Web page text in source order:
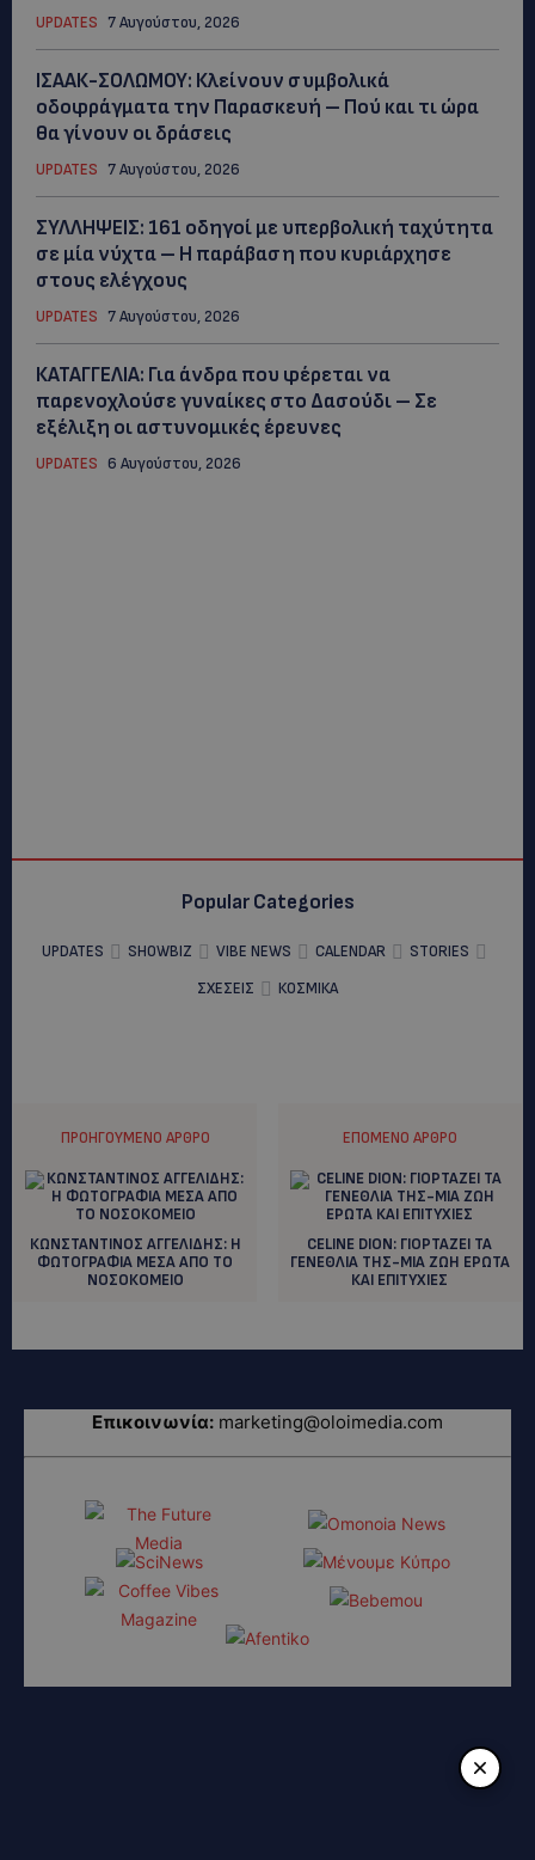
UPDATES 7 Αυγούστου, 2026
ΙΣΑΑΚ-ΣΟΛΩΜΟΥ: Κλείνουν συμβολικά
οδοφράγματα την Παρασκευή – Πού και τι ώρα
θα γίνουν οι δράσεις
UPDATES 7 Αυγούστου, 2026
ΣΥΛΛΗΨΕΙΣ: 161 οδηγοί με υπερβολική ταχύτητα
σε μία νύχτα – Η παράβαση που κυριάρχησε
στους ελέγχους
UPDATES 7 Αυγούστου, 2026
ΚΑΤΑΓΓΕΛΙΑ: Για άνδρα που φέρεται να
παρενοχλούσε γυναίκες στο Δασούδι – Σε
εξέλιξη οι αστυνομικές έρευνες
UPDATES 6 Αυγούστου, 2026
Popular Categories
UPDATES SHOWBIZ VIBE NEWS CALENDAR
STORIES
ΣΧΕΣΕΙΣ
ΚΟΣΜΙΚΑ
ΠΡΟΗΓΟΎΜΕΝΟ ΆΡΘΡΟ
ΚΩΝΣΤΑΝΤΙΝΟΣ ΑΓΓΕΛΙΔΗΣ: Η
ΦΩΤΟΓΡΑΦΙΑ ΜΕΣΑ ΑΠΟ ΤΟ
ΝΟΣΟΚΟΜΕΙΟ
ΕΠΌΜΕΝΟ ΆΡΘΡΟ
CELINE DION: ΓΙΟΡΤΑΖΕΙ ΤΑ
ΓΕΝΕΘΛΙΑ ΤΗΣ-ΜΙΑ ΖΩΗ ΕΡΩΤΑ
ΚΑΙ ΕΠΙΤΥΧΙΕΣ
Επικοινωνία: marketing@oloimedia.com